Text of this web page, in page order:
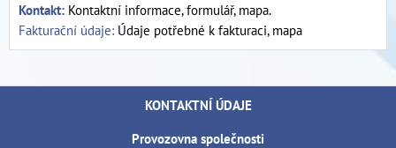
Kontakt: Kontaktní informace, formulář, mapa.
Fakturační údaje: Údaje potřebné k fakturaci, mapa
KONTAKTNÍ ÚDAJE
Provozovna společnosti